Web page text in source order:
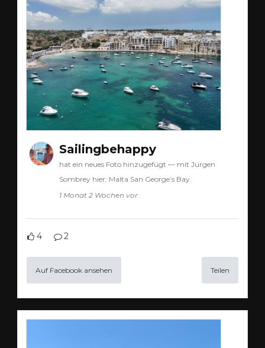
Sailingbehappy
hat ein neues Foto hinzugefügt — mit Jürgen
Sombrey hier: Malta San George’s Bay.
1 Monat 2 Wochen vor
4 2
Auf Facebook ansehen Teilen